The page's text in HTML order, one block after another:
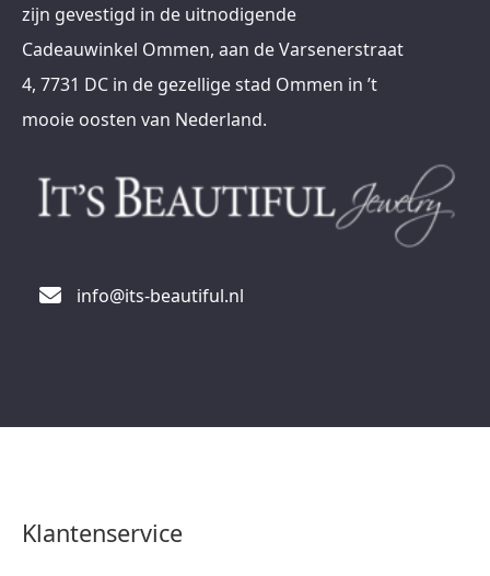
zijn gevestigd in de uitnodigende
Cadeauwinkel Ommen, aan de Varsenerstraat
4, 7731 DC in de gezellige stad Ommen in ’t
mooie oosten van Nederland.
info@its-beautiful.nl
Klantenservice